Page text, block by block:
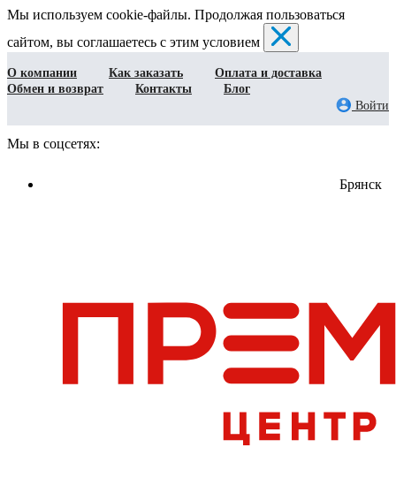
Мы используем cookie-файлы. Продолжая пользоваться
сайтом, вы соглашаетесь с этим условием
О компании Как заказать
Оплата и доставка
Обмен и возврат
Контакты
Блог
Войти
Мы в соцсетях:
Брянск